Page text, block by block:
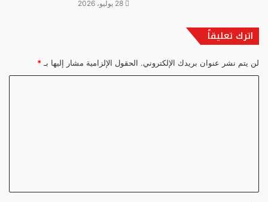
28 يوليو، 2026
اترك تعليقاً
لن يتم نشر عنوان بريدك الإلكتروني. الحقول الإلزامية مشار إليها بـ *
ق